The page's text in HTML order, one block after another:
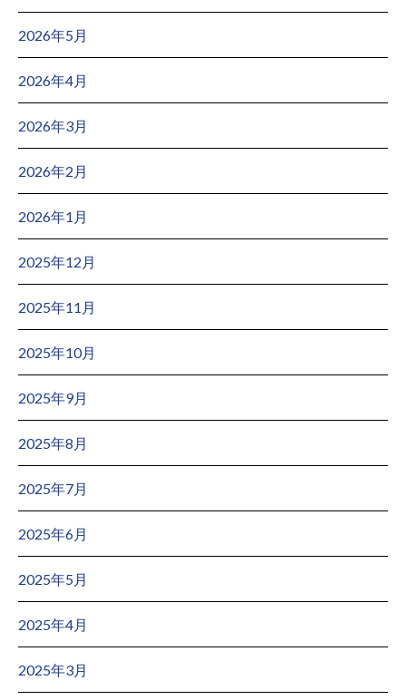
2026年5月
2026年4月
2026年3月
2026年2月
2026年1月
2025年12月
2025年11月
2025年10月
2025年9月
2025年8月
2025年7月
2025年6月
2025年5月
2025年4月
2025年3月